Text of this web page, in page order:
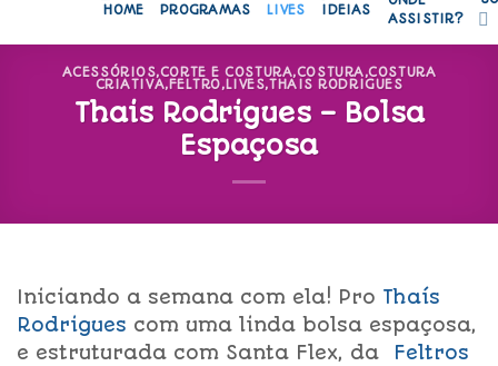
HOME PROGRAMAS LIVES IDEIAS
ASSISTIR?
ACESSÓRIOS,CORTE E COSTURA,COSTURA,COSTURA
CRIATIVA,FELTRO, LIVES,THAIS RODRIGUES
Thais Rodrigues – Bolsa
Espaçosa
Iniciando a semana com ela! Pro Thaís
Rodrigues com uma linda bolsa espaçosa,
e estruturada com Santa Flex, da
Feltros